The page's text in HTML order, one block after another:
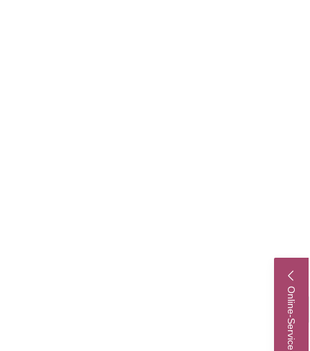
Online-Service